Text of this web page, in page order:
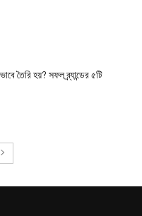
তৈরি হয়? সফল ব্র্যান্ডের ৫টি